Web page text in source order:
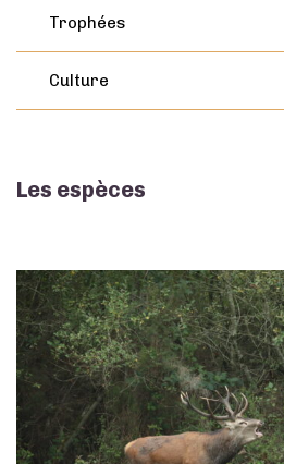
Les espèces
Trophées
Culture